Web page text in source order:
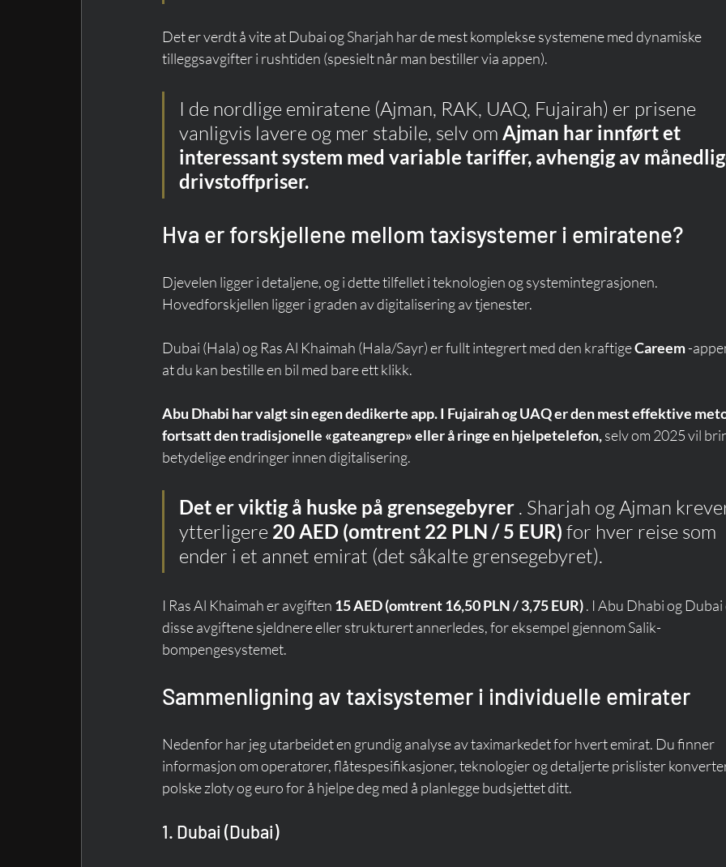
Det er verdt å vite at Dubai og Sharjah har de mest komplekse systemene med dynamiske
tilleggsavgifter i rushtiden (spesielt når man bestiller via appen).
I de nordlige emiratene (Ajman, RAK, UAQ, Fujairah) er prisene
vanligvis lavere og mer stabile, selv om Ajman har innført et
interessant system med variable tariffer, avhengig av
drivstoffpriser.
Hva er forskjellene mellom taxisystemer i emiratene?
Djevelen ligger i detaljene, og i dette tilfellet i teknologien og systemintegrasjonen.
Hovedforskjellen ligger i graden av digitalisering av tjenester.
Dubai (Hala) og Ras Al Khaimah (Hala/Sayr) er fullt integrert med den kraftige Careem -
at du kan bestille en bil med bare ett klikk.
Abu Dhabi har valgt sin egen dedikerte app. I Fujairah og UAQ er den mest effektive
fortsatt den tradisjonelle «gateangrep» eller å ringe en hjelpetelefon, selv om 2025 vil
betydelige endringer innen digitalisering.
Det er viktig å huske på grensegebyrer . Sharjah og Ajman
ytterligere 20 AED (omtrent 22 PLN / 5 EUR) for hver reise som
ender i et annet emirat (det såkalte grensegebyret).
I Ras Al Khaimah er avgiften 15 AED (omtrent 16,50 PLN / 3,75 EUR) . I Abu Dhabi og Dubai
disse avgiftene sjeldnere eller strukturert annerledes, for eksempel gjennom Salik-
bompengesystemet.
Sammenligning av taxisystemer i individuelle emirater
Nedenfor har jeg utarbeidet en grundig analyse av taximarkedet for hvert emirat. Du finner
informasjon om operatører, flåtespesifikasjoner, teknologier og detaljerte prislister
polske zloty og euro for å hjelpe deg med å planlegge budsjettet ditt.
1. Dubai (Dubai)